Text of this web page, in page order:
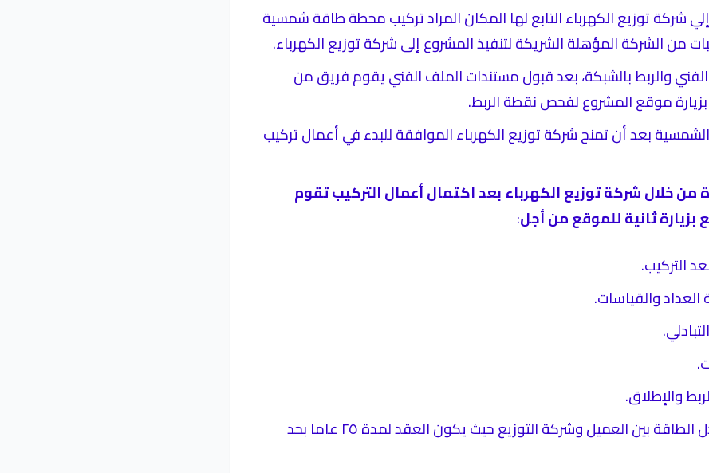
شركة توزيع الكهرباء التابع لها المكان المراد تركيب محطة طاقة شمسية
من الشركة المؤهلة الشريكة لتنفيذ المشروع إلى شركة توزيع الكهرباء.
والربط بالشبكة، بعد قبول مستندات الملف الفني يقوم فريق من
بزيارة موقع المشروع لفحص نقطة الربط.
الشمسية بعد أن تمنح شركة توزيع الكهرباء الموافقة للبدء في أعمال تركيب
من خلال شركة توزيع الكهرباء بعد اكتمال أعمال التركيب تقوم
بزيارة ثانية للموقع من أجل:
التركيب.
والقياسات.
والإطلاق.
إبرام عقد تبادل الطاقة بين العميل وشركة التوزيع حيث يكون العقد لمدة ٢٥ عاما بحد